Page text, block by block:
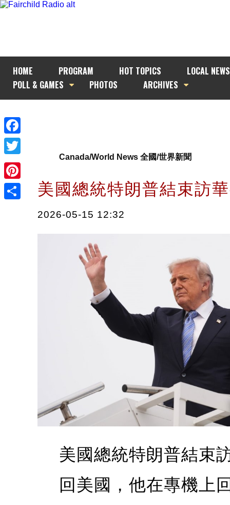
HOME PROGRAM HOT TOPICS
LOCAL NEWS
POLL & GAMES
PHOTOS ARCHIVES
Facebook
Twitter
Pinterest
Canada/World News 全國/世界新聞
美國總統特朗普結束訪
2026-05-15 12:32
美國總統特朗普結束
回美國，他在專機上